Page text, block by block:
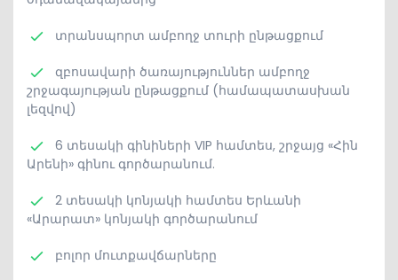
տրանսպորտ ամբողջ տուրի ընթացքում
զբոսավարի ծառայություններ ամբողջ
շրջագայության ընթացքում (համապատասխան
լեզվով)
6 տեսակի գինիների VIP համտես, շրջայց «Հին
Արենի» գինու գործարանում.
2 տեսակի կոնյակի համտես Երևանի
«Արարատ» կոնյակի գործարանում
բոլոր մուտքավճարները